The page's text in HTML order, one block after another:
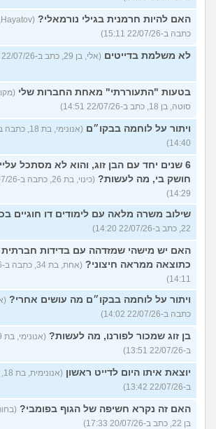
האם להיות חרמנית בגילי נורמאלי?
כתבה ב-22/07/26 15:11)
לא משלמת בדייטים (אלי, בן 29, כתב ב-22/07/26 15:00)
בטעות "התעוררתי" מאחת החברות שלי
סוטה, בן 18, כתב ב-22/07/26 14:51)
ויתור על לוחמה בבקו״ם
14:40)
6 שנים יחד עם הבן זוג, והוא לא מסתכל
חושק בי, מה לעשות?
(כינוי, בת 26,
14:29)
שילוב משרה מלאה עם לימודים דו חוגיים
22, כתב ב-22/07/26 14:20)
האם יש מישהי שמזדהה עם בדידות חברתית
כתוצאה ממראה חיצוני?
14:11)
ויתור על לוחמה בבקו״ם מה עושים אחרי?
כתבה ב-22/07/26 14:02)
בן זוג שמכור לפורנו, מה לעשות?
ב-22/07/26 13:51)
יוצאת איתו היום לדייט ראשון
ב-22/07/26 13:42)
האם זה נקרא חשיפה של הגוף בפומבי?
בן 22, כתב ב-20/07/26 17:33)